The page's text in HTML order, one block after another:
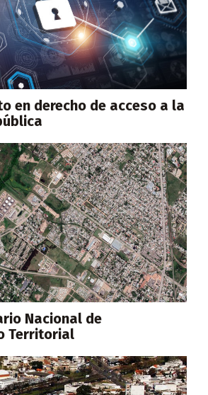
en derecho de acceso a la
Nacional de
Territorial